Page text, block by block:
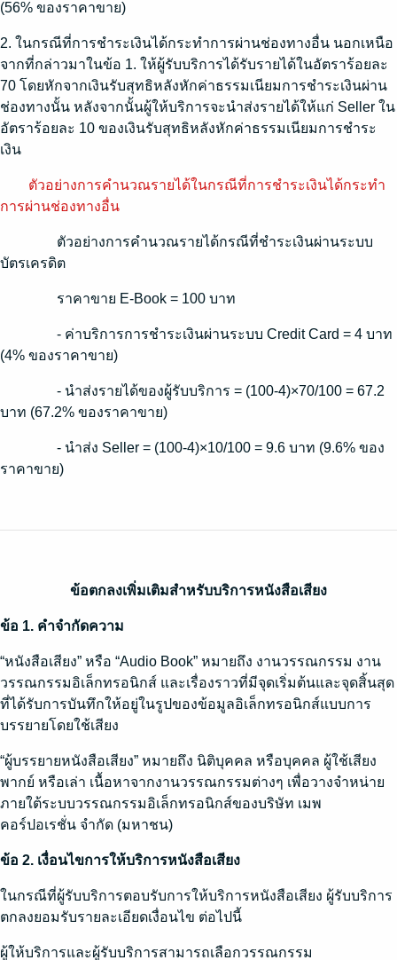
(56% ของราคาขาย)
2. ในกรณีที่การชำระเงินได้กระทำการผ่านช่องทางอื่น นอกเหนือ
จากที่กล่าวมาในข้อ 1. ให้ผู้รับบริการได้รับรายได้ในอัตราร้อยละ
70 โดยหักจากเงินรับสุทธิหลังหักค่าธรรมเนียมการชำระเงินผ่าน
ช่องทางนั้น หลังจากนั้นผู้ให้บริการจะนำส่งรายได้ให้แก่ Seller ใน
อัตราร้อยละ 10 ของเงินรับสุทธิหลังหักค่าธรรมเนียมการชำระ
เงิน
ตัวอย่างการคำนวณรายได้ในกรณีที่การชำระเงินได้กระทำ
การผ่านช่องทางอื่น
ตัวอย่างการคำนวณรายได้กรณีที่ชำระเงินผ่านระบบ
บัตรเครดิต
ราคาขาย E-Book = 100 บาท
- ค่าบริการการชำระเงินผ่านระบบ Credit Card = 4 บาท
(4% ของราคาขาย)
- นำส่งรายได้ของผู้รับบริการ = (100-4)×70/100 = 67.2
บาท (67.2% ของราคาขาย)
- นำส่ง Seller = (100-4)×10/100 = 9.6 บาท (9.6% ของ
ราคาขาย)
ข้อตกลงเพิ่มเติมสำหรับบริการหนังสือเสียง
ข้อ 1. คำจำกัดความ
“หนังสือเสียง” หรือ “Audio Book” หมายถึง งานวรรณกรรม งาน
วรรณกรรมอิเล็กทรอนิกส์ และเรื่องราวที่มีจุดเริ่มต้นและจุดสิ้นสุด
ที่ได้รับการบันทึกให้อยู่ในรูปของข้อมูลอิเล็กทรอนิกส์แบบการ
บรรยายโดยใช้เสียง
“ผู้บรรยายหนังสือเสียง” หมายถึง นิติบุคคล หรือบุคคล ผู้ใช้เสียง
พากย์ หรือเล่า เนื้อหาจากงานวรรณกรรมต่างๆ เพื่อวางจำหน่าย
ภายใต้ระบบวรรณกรรมอิเล็กทรอนิกส์ของบริษัท เมพ
คอร์ปอเรชั่น จำกัด (มหาชน)
ข้อ 2. เงื่อนไขการให้บริการหนังสือเสียง
ในกรณีที่ผู้รับบริการตอบรับการให้บริการหนังสือเสียง ผู้รับบริการ
ตกลงยอมรับรายละเอียดเงื่อนไข ต่อไปนี้
ผู้ให้บริการและผู้รับบริการสามารถเลือกวรรณกรรม